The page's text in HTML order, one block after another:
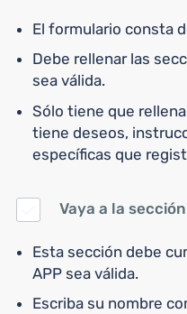
El formulario consta
Debe rellenar las
sea válida.
Sólo tiene que
tiene deseos,
específicas que
Vaya a la
Esta sección debe
APP sea válida.
Escriba su nombre